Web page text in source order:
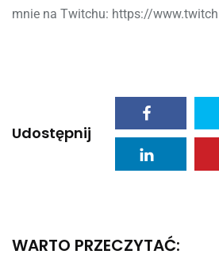
mnie na Twitchu: https://
Udostępnij
WARTO PRZECZYTAĆ: